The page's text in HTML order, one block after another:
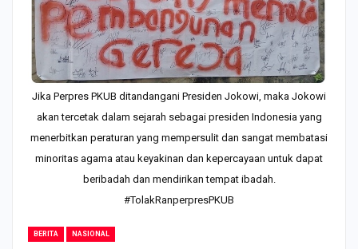
Jika Perpres PKUB ditandangani Presiden Jokowi, maka Jokowi
akan tercetak dalam sejarah sebagai presiden Indonesia yang
menerbitkan peraturan yang mempersulit dan sangat membatasi
minoritas agama atau keyakinan dan kepercayaan untuk dapat
beribadah dan mendirikan tempat ibadah.
#TolakRanperpresPKUB
BERITA NASIONAL